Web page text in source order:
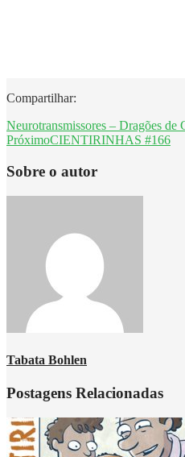
Compartilhar:
Neurotransmissores – Dragões de
PróximoCIENTIRINHAS #166
Sobre o autor
Tabata Bohlen
Postagens Relacionadas